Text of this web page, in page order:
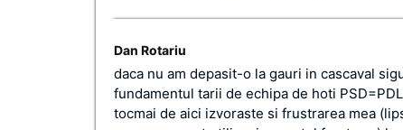
Dan Rotariu
daca nu am depasit-o la gauri in cascaval
fundamentul tarii de echipa de hoti
tocmai de aici izvoraste si frustrarea mea